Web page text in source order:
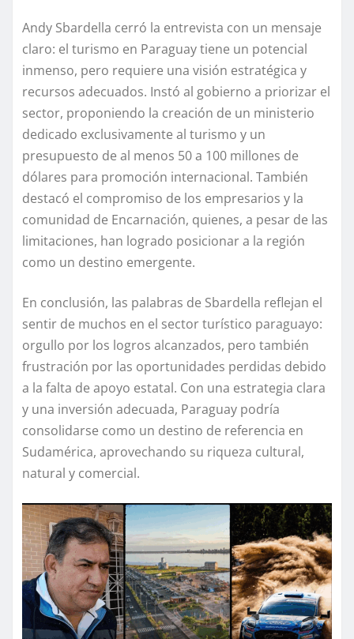
Andy Sbardella cerró la entrevista con un mensaje
claro: el turismo en Paraguay tiene un potencial
inmenso, pero requiere una visión estratégica y
recursos adecuados. Instó al gobierno a priorizar el
sector, proponiendo la creación de un ministerio
dedicado exclusivamente al turismo y un
presupuesto de al menos 50 a 100 millones de
dólares para promoción internacional. También
destacó el compromiso de los empresarios y la
comunidad de Encarnación, quienes, a pesar de las
limitaciones, han logrado posicionar a la región
como un destino emergente.
En conclusión, las palabras de Sbardella reflejan el
sentir de muchos en el sector turístico paraguayo:
orgullo por los logros alcanzados, pero también
frustración por las oportunidades perdidas debido
a la falta de apoyo estatal. Con una estrategia clara
y una inversión adecuada, Paraguay podría
consolidarse como un destino de referencia en
Sudamérica, aprovechando su riqueza cultural,
natural y comercial.